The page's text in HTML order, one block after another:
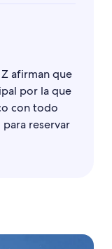
afirman que
por la que
con todo
reservar